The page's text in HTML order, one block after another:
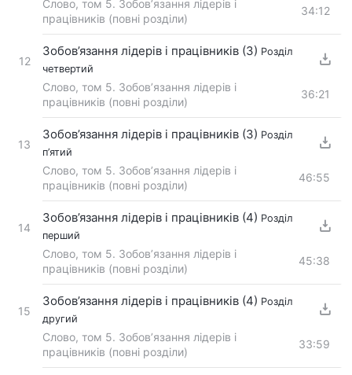
Слово, том 5. Зобов’язання лідерів і
працівників (повні розділи)
34:12
12
Зобов’язання лідерів і працівників (3) Розділ
четвертий
Слово, том 5. Зобов’язання лідерів і
працівників (повні розділи)
36:21
13
Зобов’язання лідерів і працівників (3) Розділ
п’ятий
Слово, том 5. Зобов’язання лідерів і
працівників (повні розділи)
46:55
14
Зобов’язання лідерів і працівників (4) Розділ
перший
Слово, том 5. Зобов’язання лідерів і
працівників (повні розділи)
45:38
15
Зобов’язання лідерів і працівників (4) Розділ
другий
Слово, том 5. Зобов’язання лідерів і
працівників (повні розділи)
33:59